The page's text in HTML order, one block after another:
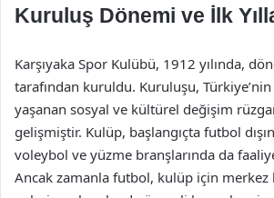
Kuruluş Dönemi ve İlk
Karşıyaka Spor Kulübü, 1912 yılında,
tarafından kuruldu. Kuruluşu, Türkiye’nin
yaşanan sosyal ve kültürel değişim
gelişmiştir. Kulüp, başlangıçta futbol
voleybol ve yüzme branşlarında da
Ancak zamanla futbol, kulüp için merkez